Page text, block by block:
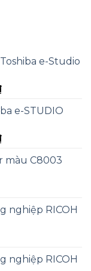
e-Studio
Giá
tại
13.000.000₫.
e-STUDIO
Giá
tạimàu C8003
nghiệp RICOH
nghiệp RICOH